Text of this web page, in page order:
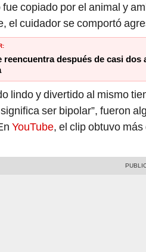
fue copiado por el animal y
el cuidador se comportó
reencuentra después de casi
lindo y divertido al mismo
ser bipolar”, fueron
YouTube, el clip obtuvo